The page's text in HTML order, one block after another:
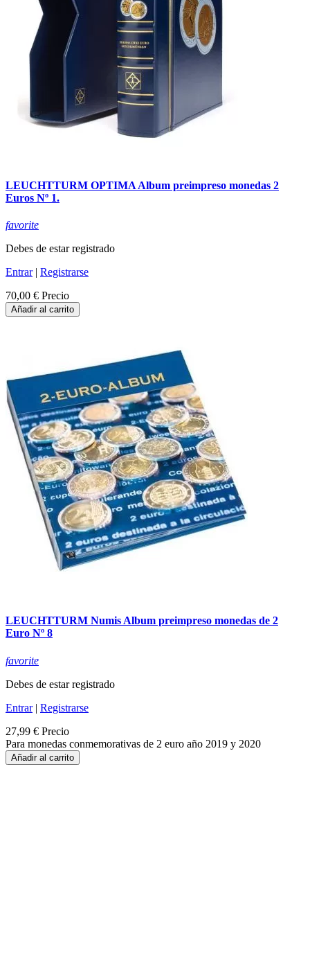
LEUCHTTURM OPTIMA Album preimpreso monedas 2
Euros Nº 1.
favorite
Debes de estar registrado
Entrar| Registrarse
70,00 € Precio
Añadir al carrito
LEUCHTTURM Numis Album preimpreso monedas de 2
Euro Nº 8
favorite
Debes de estar registrado
Entrar| Registrarse
27,99 € Precio
Para monedas conmemorativas de 2 euro año 2019 y 2020
Añadir al carrito